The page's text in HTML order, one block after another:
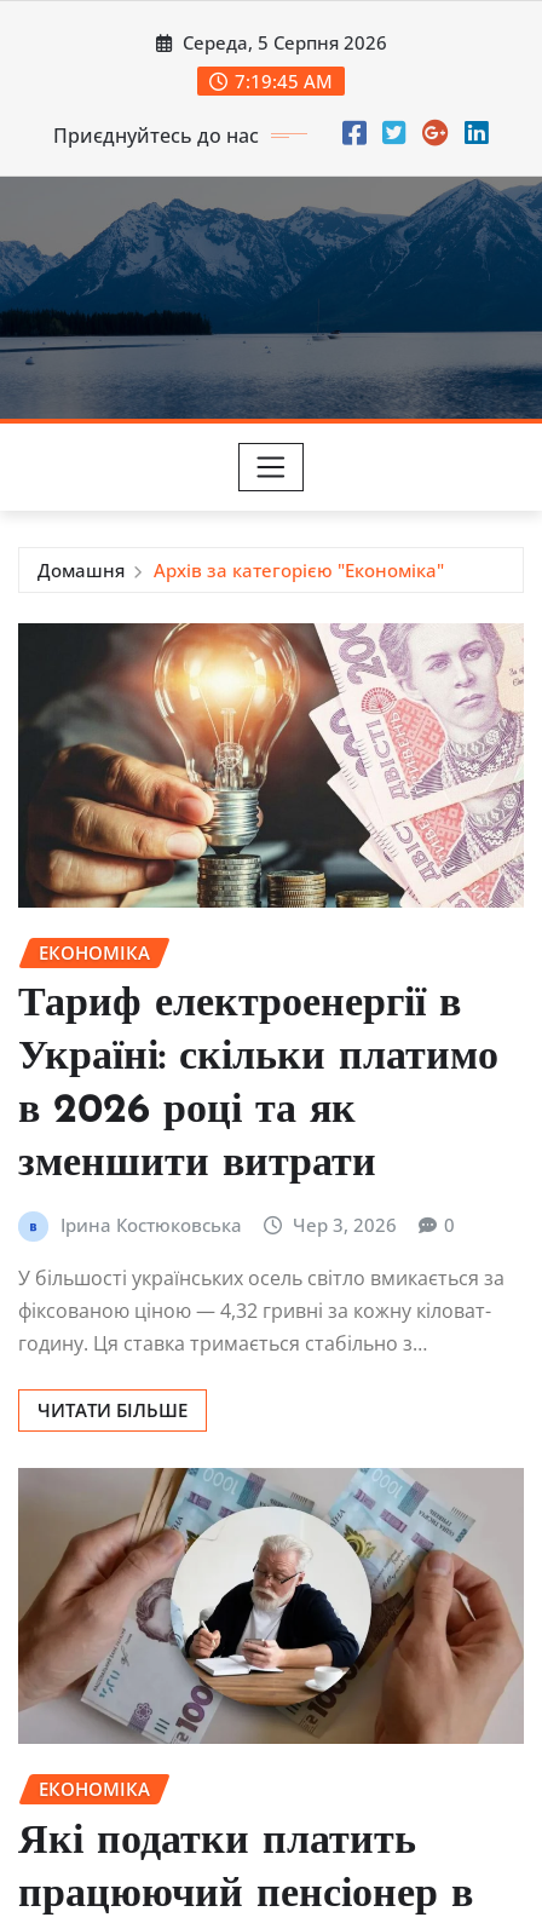
Середа, 5 Серпня 2026
7:19:46 AM
Приєднуйтесь до нас
Домашня Архів за категорією "Економіка"
ЕКОНОМІКА
Тариф електроенергії в
Україні: скільки платимо
в 2026 році та як
зменшити витрати
Ірина Костюковська Чер 3, 2026 0
У більшості українських осель світло вмикається за
фіксованою ціною — 4,32 гривні за кожну кіловат-
годину. Ця ставка тримається стабільно з…
ЧИТАТИ БІЛЬШЕ
ЕКОНОМІКА
Які податки платить
працюючий пенсіонер в